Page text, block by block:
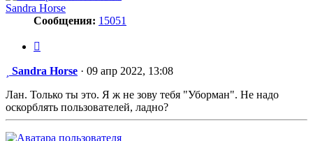
Sandra Horse
Сообщения: 15051
Сообщение
Sandra Horse · 09 апр 2022, 13:08
Лан. Только ты это. Я ж не зову тебя "Уборман". Не надо
оскорблять пользователей, ладно?